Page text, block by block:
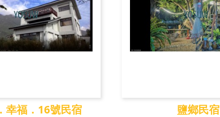
幸福．16號民宿
鹽鄉民宿